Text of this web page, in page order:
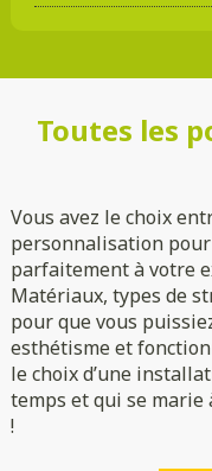
Toutes les
Vous avez le choix
personnalisation
parfaitement à votre
Matériaux, types de
pour que vous
esthétisme et
le choix d’une
temps et qui se
!
Essences